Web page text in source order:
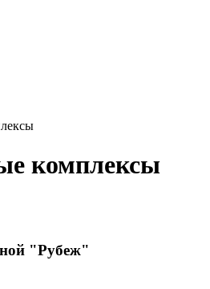
комплексы
"Рубеж"